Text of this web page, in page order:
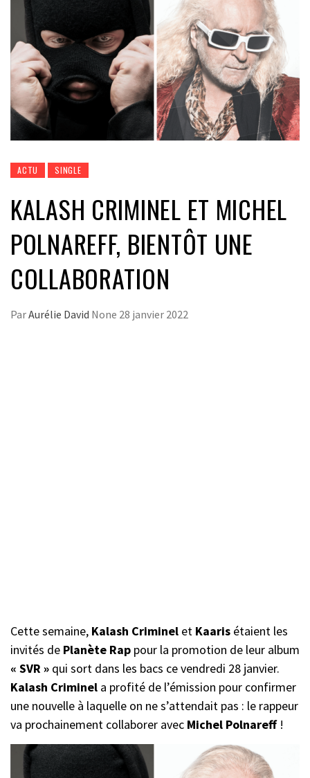
ACTU SINGLE
KALASH CRIMINEL ET MICHEL
POLNAREFF, BIENTÔT UNE
COLLABORATION
ParAurélie David None 28 janvier 2022
Cette semaine, Kalash Criminel et Kaaris étaient les
invités de Planète Rap pour la promotion de leur album
« SVR » qui sort dans les bacs ce vendredi 28 janvier.
Kalash Criminel a profité de l’émission pour confirmer
une nouvelle à laquelle on ne s’attendait pas : le rappeur
va prochainement collaborer avec Michel Polnareff!